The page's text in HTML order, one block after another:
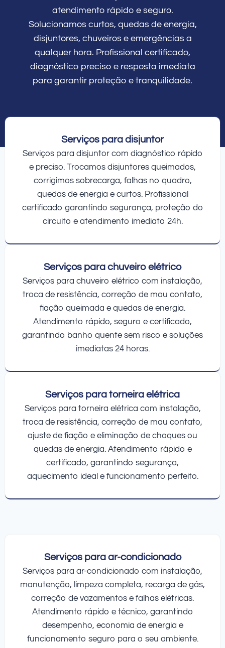
atendimento rápido e seguro.
Solucionamos curtos, quedas de energia,
disjuntores, chuveiros e emergências a
qualquer hora. Profissional certificado,
diagnóstico preciso e resposta imediata
para garantir proteção e tranquilidade.
Serviços para disjuntor
Serviços para disjuntor com diagnóstico rápido
e preciso. Trocamos disjuntores queimados,
corrigimos sobrecarga, falhas no quadro,
quedas de energia e curtos. Profissional
certificado garantindo segurança, proteção do
circuito e atendimento imediato 24h.
Serviços para chuveiro elétrico
Serviços para chuveiro elétrico com instalação,
troca de resistência, correção de mau contato,
fiação queimada e quedas de energia.
Atendimento rápido, seguro e certificado,
garantindo banho quente sem risco e soluções
imediatas 24 horas.
Serviços para torneira elétrica
Serviços para torneira elétrica com instalação,
troca de resistência, correção de mau contato,
ajuste de fiação e eliminação de choques ou
quedas de energia. Atendimento rápido e
certificado, garantindo segurança,
aquecimento ideal e funcionamento perfeito.
Serviços para ar-condicionado
Serviços para ar-condicionado com instalação,
manutenção, limpeza completa, recarga de gás,
correção de vazamentos e falhas elétricas.
Atendimento rápido e técnico, garantindo
desempenho, economia de energia e
funcionamento seguro para o seu ambiente.